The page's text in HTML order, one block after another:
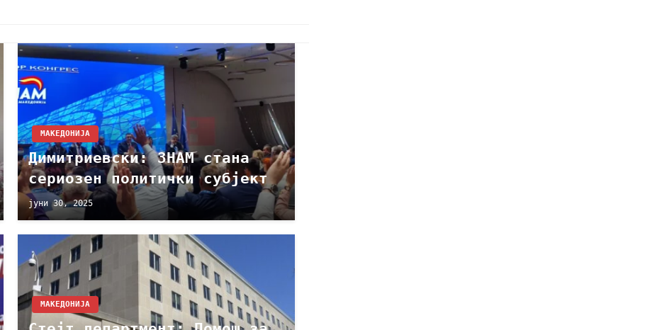
МАКЕДОНИЈА
Димитриевски: ЗНАМ стана
сериозен политички субјект
јуни 30, 2025
МАКЕДОНИЈА